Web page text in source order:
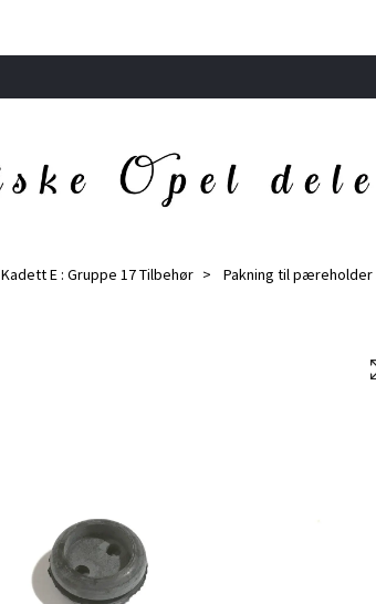
Kadett E : Gruppe 17 Tilbehør Pakning til